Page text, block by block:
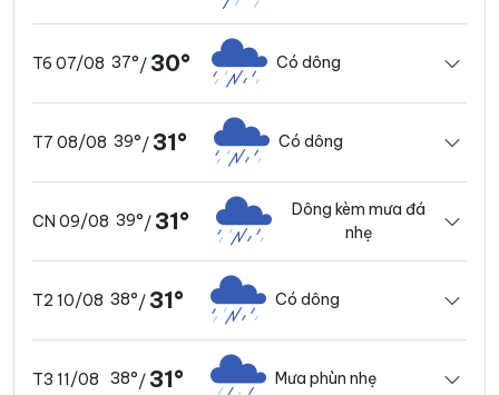
T6 07/08 37°/30° Có dông
T7 08/08 39°/31° Có dông
CN 09/08 39°/31°
Dông kèm mưa đá
nhẹ
T2 10/08 38°/31° Có dông
T3 11/08 38°/31° Mưa phùn nhẹ